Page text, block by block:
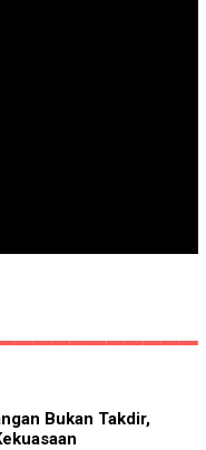
Bukan Takdir,